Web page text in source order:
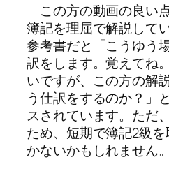
この方の動画の良い
簿記を理屈で解説して
参考書だと「こうゆう
訳をします。覚えてね
いですが、この方の解
う仕訳をするのか？」
スされています。ただ
ため、短期で簿記2級
かないかもしれません。